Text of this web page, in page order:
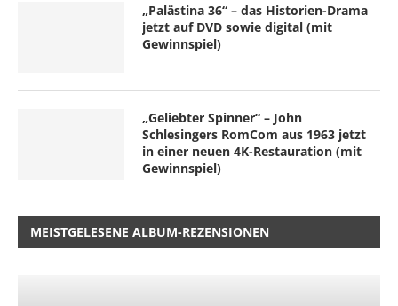
„Palästina 36“ – das Historien-Drama
jetzt auf DVD sowie digital (mit
Gewinnspiel)
„Geliebter Spinner“ – John
Schlesingers RomCom aus 1963 jetzt
in einer neuen 4K-Restauration (mit
Gewinnspiel)
MEISTGELESENE ALBUM-REZENSIONEN